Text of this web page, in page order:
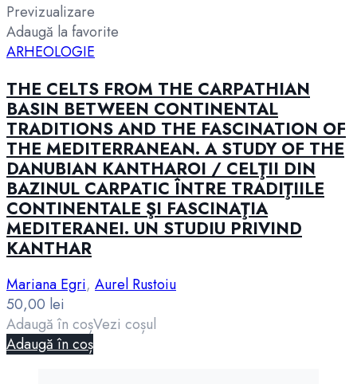
Previzualizare
Adaugă la favorite
ARHEOLOGIE
THE CELTS FROM THE CARPATHIAN
BASIN BETWEEN CONTINENTAL
TRADITIONS AND THE FASCINATION OF
THE MEDITERRANEAN. A STUDY OF THE
DANUBIAN KANTHAROI / CELŢII DIN
BAZINUL CARPATIC ÎNTRE TRADIŢIILE
CONTINENTALE ŞI FASCINAŢIA
MEDITERANEI. UN STUDIU PRIVIND
KANTHAR
Mariana Egri, Aurel Rustoiu
50,00 lei
Adaugă în coșVezi coșul
Adaugă în coș